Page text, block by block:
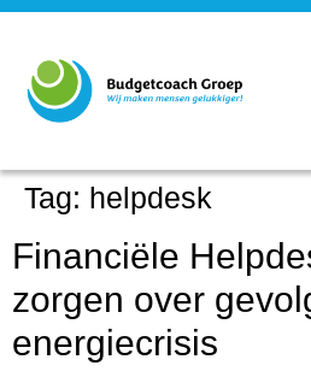
Tag: helpdesk
Financiële
zorgen over
energiecrisis